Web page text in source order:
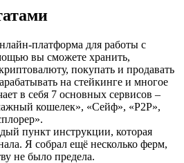
платформа для работы с
вы сможете хранить,
покупать и продавать
на стейкинге и многое
в себя 7 основных сервисов –
кошелек», «Сейф», «Р2Р»,
пункт инструкции, которая
Я собрал ещё несколько ферм,
не было предела.